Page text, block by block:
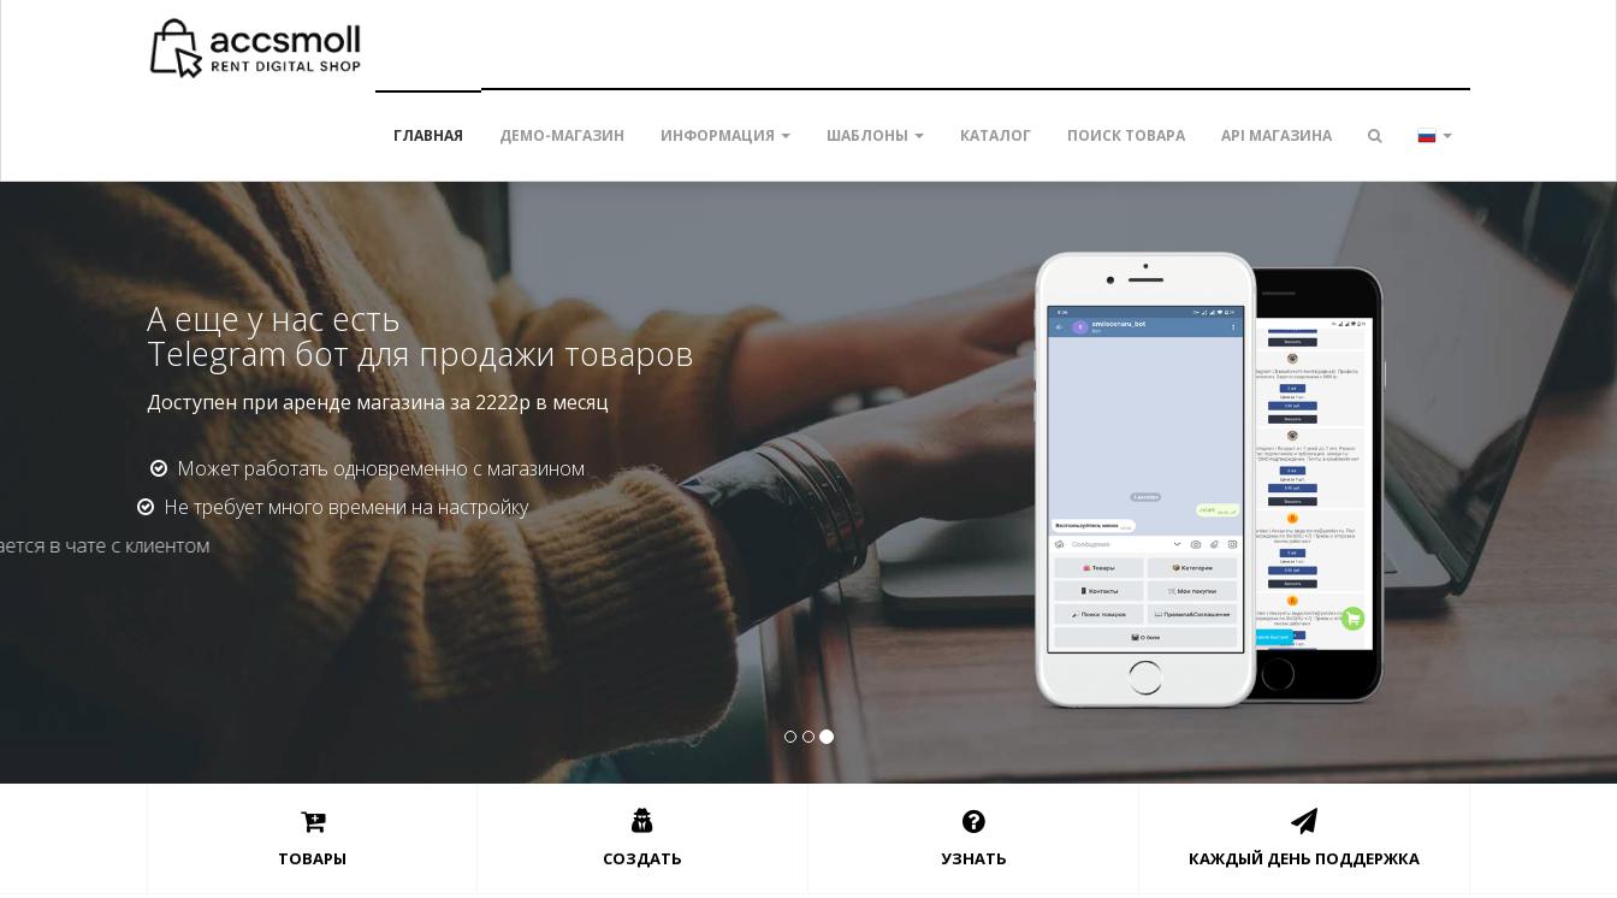
ГЛАВНАЯ ДЕМО-МАГАЗИН ИНФОРМАЦИЯ ШАБЛОНЫ КАТАЛОГ ПОИСК ТОВАРА API МАГАЗИНА
А еще у нас есть
Telegram бот для продажи товаров
Доступен при аренде магазина за 2222р в месяц
Может работать одновременно с магазином
Не требует много времени на настройку
Товар выдается в чате с клиентом
Оплата товара в Crypto, WM, Yoomoney, QIWI, Freekassa, PerfectMoney и другие
ТОВАРЫ СОЗДАТЬ УЗНАТЬ КАЖДЫЙ ДЕНЬ ПОДДЕРЖКА